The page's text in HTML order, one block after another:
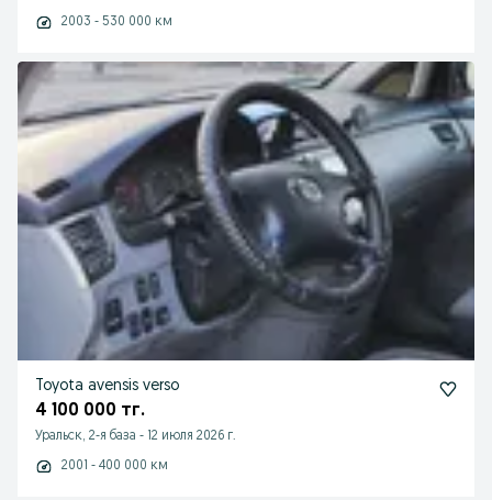
2003 - 530 000 км
Toyota avensis verso
4 100 000 тг.
Уральск, 2-я база - 12 июля 2026 г.
2001 - 400 000 км